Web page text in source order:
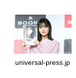
universal-press.jp